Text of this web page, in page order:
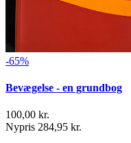
-65%
Bevægelse - en grundbog
100,00 kr.
Nypris 284,95 kr.